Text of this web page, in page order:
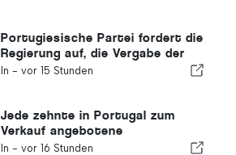
Portugiesische Partei fordert die
Regierung auf, die Vergabe der
Fußball-WM 2030 an Marokko
In - vor 15 Stunden
Jede zehnte in Portugal zum
Verkauf angebotene
Wohnimmobilie wird in weniger
In - vor 16 Stunden